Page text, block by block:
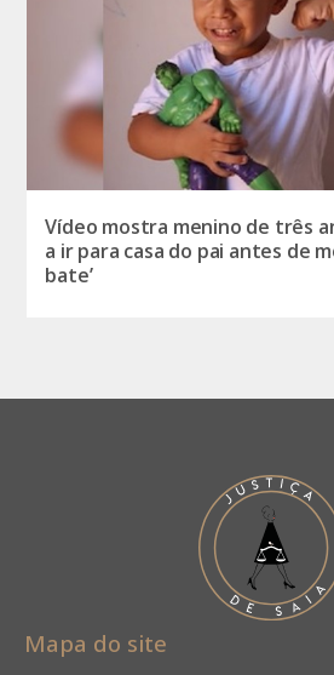
Vídeo mostra menino de três
a ir para casa do pai antes de
bate’
Mapa do site